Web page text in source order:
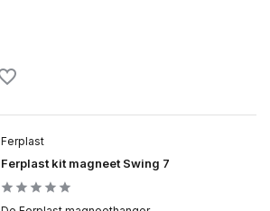
Ferplast
Ferplast kit magneet Swing 7